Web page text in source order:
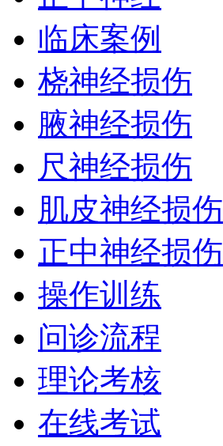
临床案例
桡神经损伤
腋神经损伤
尺神经损伤
肌皮神经损伤
正中神经损伤
操作训练
问诊流程
理论考核
在线考试